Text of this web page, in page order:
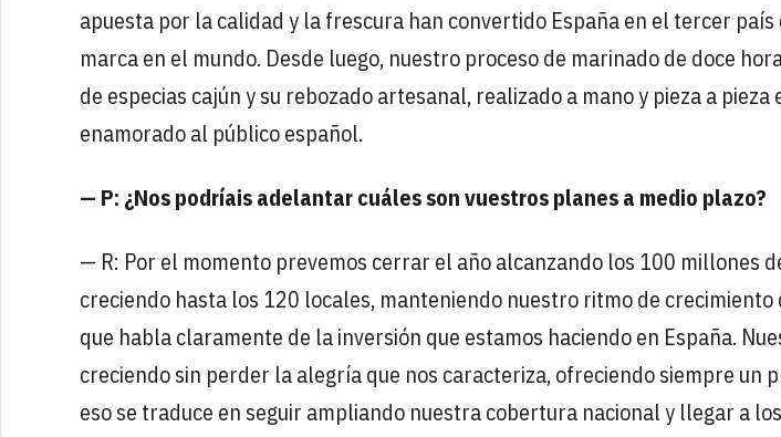
apuesta por la calidad y la frescura han convertido España en el tercer
marca en el mundo. Desde luego, nuestro proceso de marinado de doce
de especias cajún y su rebozado artesanal, realizado a mano y pieza a
enamorado al público español.
— P: ¿Nos podríais adelantar cuáles son vuestros planes a medio plazo?
— R: Por el momento prevemos cerrar el año alcanzando los 100 millones
creciendo hasta los 120 locales, manteniendo nuestro ritmo de
que habla claramente de la inversión que estamos haciendo en España.
creciendo sin perder la alegría que nos caracteriza, ofreciendo siempre un
eso se traduce en seguir ampliando nuestra cobertura nacional y llegar a